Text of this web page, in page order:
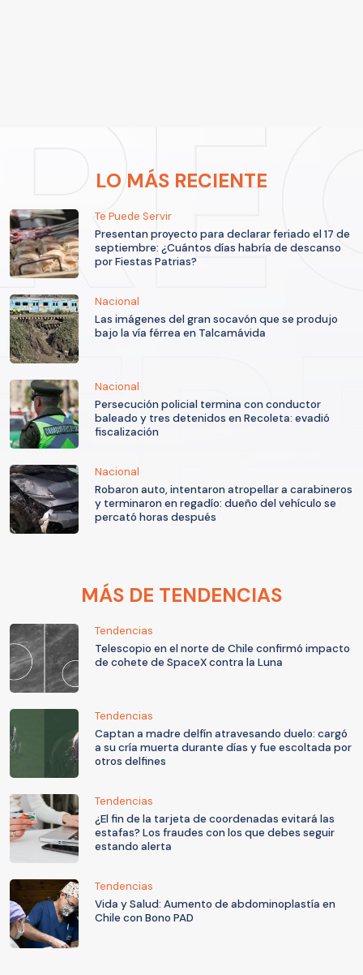
LO MÁS RECIENTE
Te Puede Servir
Presentan proyecto para declarar feriado el 17 de
septiembre: ¿Cuántos días habría de descanso
por Fiestas Patrias?
Nacional
Las imágenes del gran socavón que se produjo
bajo la vía férrea en Talcamávida
Nacional
Persecución policial termina con conductor
baleado y tres detenidos en Recoleta: evadió
fiscalización
Nacional
Robaron auto, intentaron atropellar a carabineros
y terminaron en regadío: dueño del vehículo se
percató horas después
MÁS DE TENDENCIAS
Tendencias
Telescopio en el norte de Chile confirmó impacto
de cohete de SpaceX contra la Luna
Tendencias
Captan a madre delfín atravesando duelo: cargó
a su cría muerta durante días y fue escoltada por
otros delfines
Tendencias
¿El fin de la tarjeta de coordenadas evitará las
estafas? Los fraudes con los que debes seguir
estando alerta
Tendencias
Vida y Salud: Aumento de abdominoplastía en
Chile con Bono PAD